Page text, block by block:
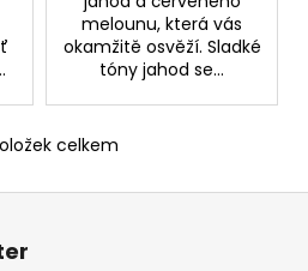
melounu, která vás
okamžitě osvěží. Sladké
tóny jahod se...
O
v
celkem